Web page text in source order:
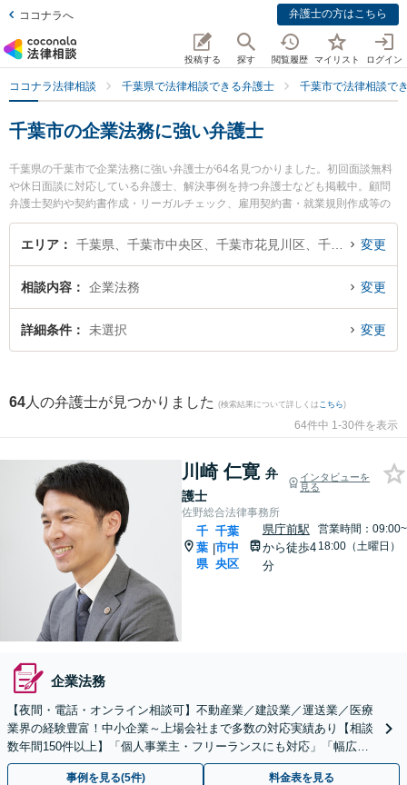
ココナラへ 弁護士の方はこちら
投稿する 探す 閲覧履歴 マイリスト ログイン
ココナラ法律相談 千葉県で法律相談できる弁護士 千葉市で法律相談で
千葉市の企業法務に強い弁護士
千葉県の千葉市で企業法務に強い弁護士が64名見つかりました。初回面談無料
や休日面談に対応している弁護士、解決事例を持つ弁護士なども掲載中。顧問
弁護士契約や契約書作成・リーガルチェック、雇用契約書・就業規則作成等の
細かな分野での絞り込み検索もでき便利です。特に佐野総合法律事務所の川崎
仁寛弁護士や藤井・滝沢綜合法律事務所の足立 啓輔弁護士、ベリーベスト法律
ルを今すぐに弁護士に相談したい』『企業法務のトラブル解決の実績豊富な近
くの弁護士を検索したい』『初回相談無料で企業法務を法律相談できる千葉市
内の弁護士に相談予約したい』などでお困りの相談者さんにおすすめです。
エリア 変更
相談内容 企業法務 変更
詳細条件 未選択 変更
64 人の弁護士が見つかりました (検索結果について詳しくは こちら)
64件中 1-30件を表示
川崎 仁寛 弁
護士
インタビューを
見る
佐野総合法律事務所
千
葉
県
|
千葉
市中
央区
県庁前駅
から徒歩4
分
営業時間：09:00~
18:00（土曜日）
企業法務
【夜間・電話・オンライン相談可】不動産業／建設業／運送業／医療
業界の経験豊富！中小企業～上場会社まで多数の対応実績あり【相談
数年間150件以上】「個人事業主・フリーランスにも対応」「幅広い
顧問プランをご用意／従業員・ご家族様の無料相談あり」
事例を見る(5件) 料金表を見る